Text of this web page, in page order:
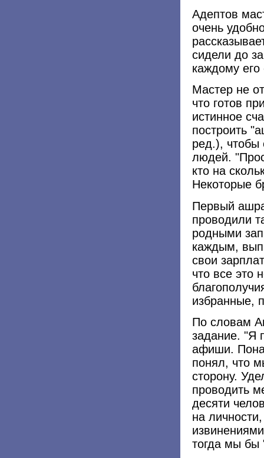
Адептов
очень
сидели до
каждому его
Мастер не
что готов
истинное
построить
ред.), чтобы
людей.
кто на
Некоторые
Первый
проводили
родными
каждым,
свои
что все это
избранные,
По словам
задание. "Я
афиши.
понял, что
сторону.
проводить
десяти
на
тогда мы бы